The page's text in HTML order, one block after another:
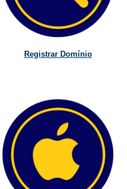
Registrar Domínio